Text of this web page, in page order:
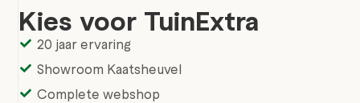
Kies voor TuinExtra
20 jaar ervaring
Showroom Kaatsheuvel
Complete webshop